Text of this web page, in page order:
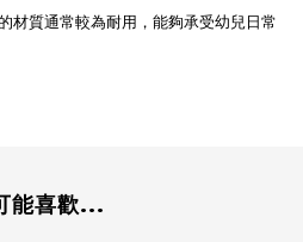
材質通常較為耐用，能夠承受幼兒日常
能喜歡...